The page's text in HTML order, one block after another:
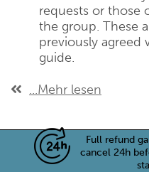
requests or those
the group. These
previously
guide.
...Mehr lesen
Full refund
cancel 24h